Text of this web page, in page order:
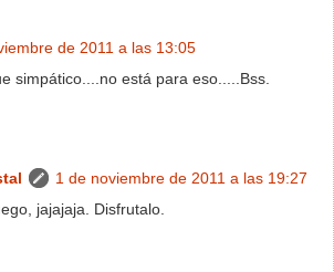
de 2011 a las 13:05
simpático....no está para eso.....Bss.
1 de noviembre de 2011 a las 19:27
jajajaja. Disfrutalo.